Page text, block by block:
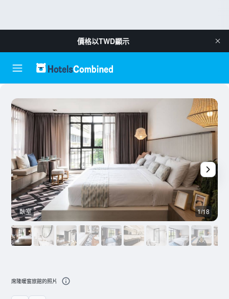
價格以TWD顯示
臥室 1/18
席隆暖窗旅館的照片